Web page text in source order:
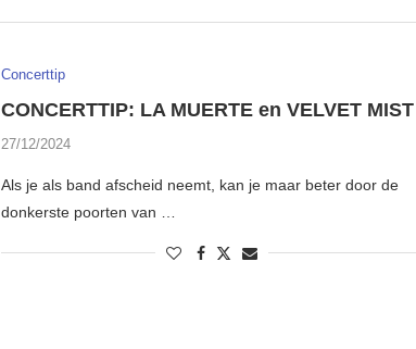
Concerttip
CONCERTTIP: LA MUERTE en VELVET MIST
27/12/2024
Als je als band afscheid neemt, kan je maar beter door de
donkerste poorten van …